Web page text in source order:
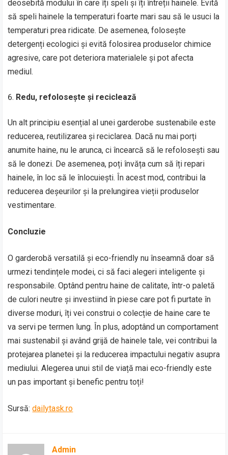
deosebită modului în care îți speli și îți întreții hainele. Evită
să speli hainele la temperaturi foarte mari sau să le usuci la
temperaturi prea ridicate. De asemenea, folosește
detergenți ecologici și evită folosirea produselor chimice
agresive, care pot deteriora materialele și pot afecta
mediul.
Redu, refolosește și reciclează
Un alt principiu esențial al unei garderobe sustenabile este
reducerea, reutilizarea și reciclarea. Dacă nu mai porți
anumite haine, nu le arunca, ci încearcă să le refolosești sau
să le donezi. De asemenea, poți învăța cum să îți repari
hainele, în loc să le înlocuiești. În acest mod, contribui la
reducerea deșeurilor și la prelungirea vieții produselor
vestimentare.
Concluzie
O garderobă versatilă și eco-friendly nu înseamnă doar să
urmezi tendințele modei, ci să faci alegeri inteligente și
responsabile. Optând pentru haine de calitate, într-o paletă
de culori neutre și investiind în piese care pot fi purtate în
diverse moduri, îți vei construi o colecție de haine care te
va servi pe termen lung. În plus, adoptând un comportament
mai sustenabil și având grijă de hainele tale, vei contribui la
protejarea planetei și la reducerea impactului negativ asupra
mediului. Alegerea unui stil de viață mai eco-friendly este
un pas important și benefic pentru toți!
Sursă:dailytask.ro
Admin